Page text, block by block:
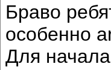
Браво
особенно
Для